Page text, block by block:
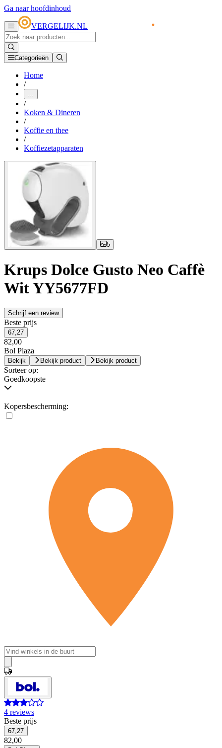
Ga naar hoofdinhoud
VERGELIJK.NL
Categorieën
Home
/
...
/
Koken & Dineren
/
Koffie en thee
/
Koffiezetapparaten
5
Krups Dolce Gusto Neo Caffè
Wit YY5677FD
Schrijf een review
Beste prijs
67,27
82,00
Bol Plaza
Bekijk Bekijk product Bekijk product
Sorteer op:
Goedkoopste
Kopersbescherming:
4 reviews
Beste prijs
67,27
82,00